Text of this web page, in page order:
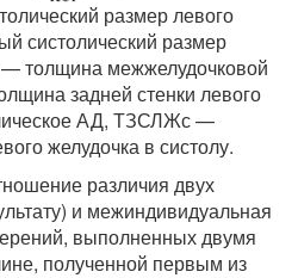
размер левого
систолический размер
толщина межжелудочковой
задней стенки левого
АД, ТЗСЛЖс —
желудочка в систолу.
различия двух
и межиндивидуальная
выполненных двумя
полученной первым из